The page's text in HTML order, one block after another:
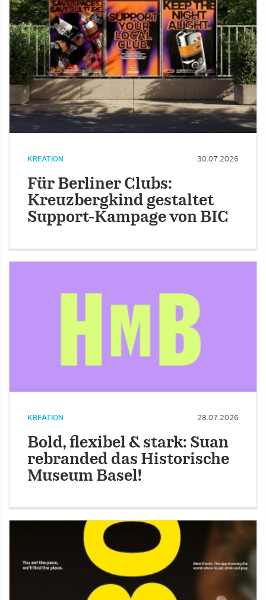
KREATION 30.07.2026
Für Berliner Clubs:
Kreuzbergkind gestaltet
Support-Kampage von BIC
KREATION 28.07.2026
Bold, flexibel & stark: Suan
rebranded das Historische
Museum Basel!